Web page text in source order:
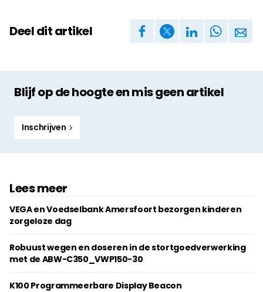
Deel dit artikel
Blijf op de hoogte en mis geen artikel
Inschrijven
Lees meer
VEGA en Voedselbank Amersfoort bezorgen kinderen
zorgeloze dag
Robuust wegen en doseren in de stortgoedverwerking
met de ABW-C350_VWP150-30
K100 Programmeerbare Display Beacon